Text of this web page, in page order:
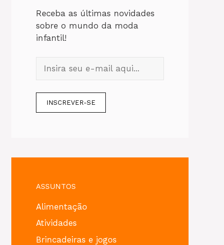
Receba as últimas novidades
sobre o mundo da moda
infantil!
ASSUNTOS
Alimentação
Atividades
Brincadeiras e jogos